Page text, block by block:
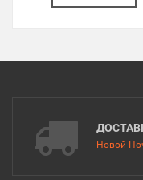
Новой